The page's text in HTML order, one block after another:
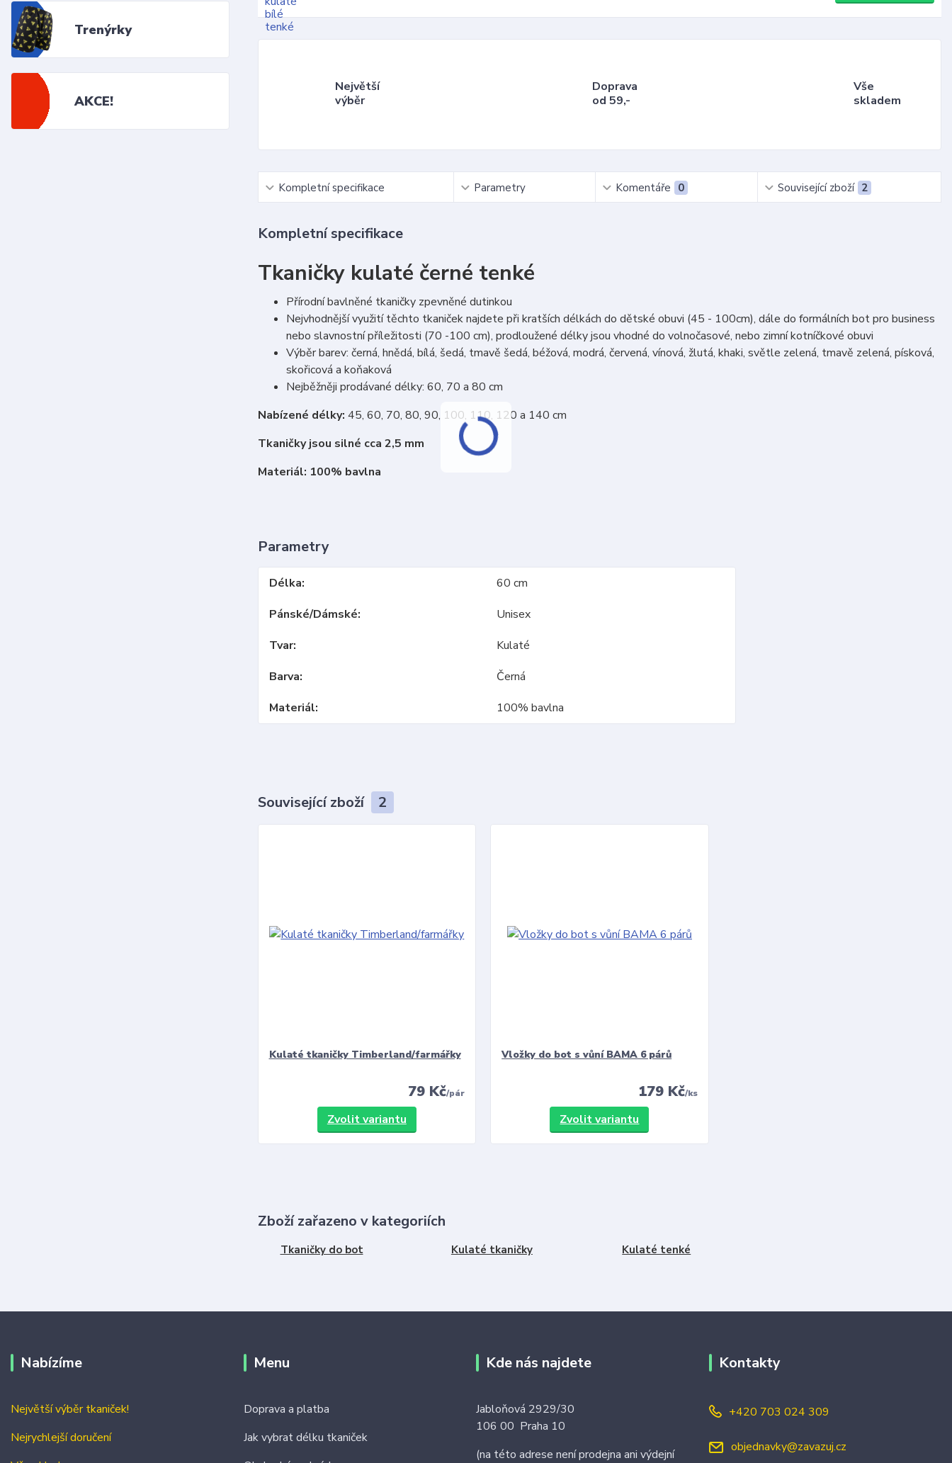
Trenýrky
AKCE!
Největší
výběr
Doprava
od 59,-
Vše
skladem
Kompletní specifikace Parametry Komentáře 0 Související zboží 2
Kompletní specifikace
Tkaničky kulaté černé tenké
Přírodní bavlněné tkaničky zpevněné dutinkou
Nejvhodnější využití těchto tkaniček najdete při kratších délkách do dětské obuvi (45 - 100cm), dále do formálních bot pro business
nebo slavnostní příležitosti (70 -100 cm), prodloužené délky jsou vhodné do volnočasové, nebo zimní kotníčkové obuvi
Výběr barev: černá, hnědá, bílá, šedá, tmavě šedá, béžová, modrá, červená, vínová, žlutá, khaki, světle zelená, tmavě zelená, písková,
skořicová a koňaková
Nejběžněji prodávané délky: 60, 70 a 80 cm
Nabízené délky: 45, 60, 70, 80, 90, 100, 110, 120 a 140 cm
Tkaničky jsou silné cca 2,5 mm
Materiál: 100% bavlna
Parametry
Délka
60 cm
Pánské/Dámské
Unisex
Tvar
Kulaté
Barva
Černá
Materiál
100% bavlna
Související zboží 2
Kulaté tkaničky Timberland/farmářky
79 Kč/pár
Zvolit variantu
Vložky do bot s vůní BAMA 6 párů
179 Kč/ks
Zvolit variantu
Zboží zařazeno v kategoriích
Tkaničky do bot Kulaté tkaničky Kulaté tenké
Nabízíme
Největší výběr tkaniček!
Nejrychlejší doručení
Menu
Doprava a platba
Jak vybrat délku tkaniček
Kde nás najdete
Jabloňová 2929/30
106 00 Praha 10
(na této adrese není prodejna ani výdejní
Kontakty
+420 703 024 309
objednavky@zavazuj.cz